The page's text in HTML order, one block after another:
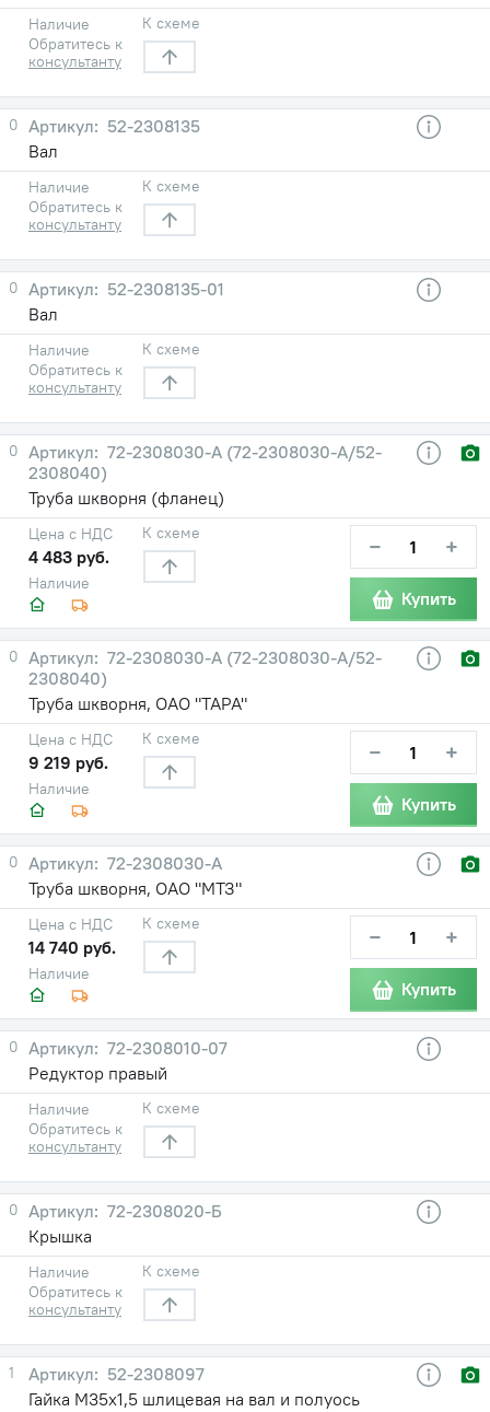
Наличие
Обратитесь к
консультанту
К схеме
0
52-2308135
Вал
Наличие
Обратитесь к
консультанту
К схеме
0
52-2308135-01
Вал
Наличие
Обратитесь к
консультанту
К схеме
0
72-2308030-А (72-2308030-А/52-
2308040)
Труба шкворня (фланец)
Наличие
Цена с НДС
4 483 руб.
К схеме − +
Купить
0
72-2308030-А (72-2308030-А/52-
2308040)
Труба шкворня, ОАО "ТАРА"
Наличие
Цена с НДС
9 219 руб.
К схеме − +
Купить
0
72-2308030-А
Труба шкворня, ОАО "МТЗ"
Наличие
Цена с НДС
14 740 руб.
К схеме − +
Купить
0
72-2308010-07
Редуктор правый
Наличие
Обратитесь к
консультанту
К схеме
0
72-2308020-Б
Крышка
Наличие
Обратитесь к
консультанту
К схеме
1
52-2308097
Гайка М35х1,5 шлицевая на вал и полуось